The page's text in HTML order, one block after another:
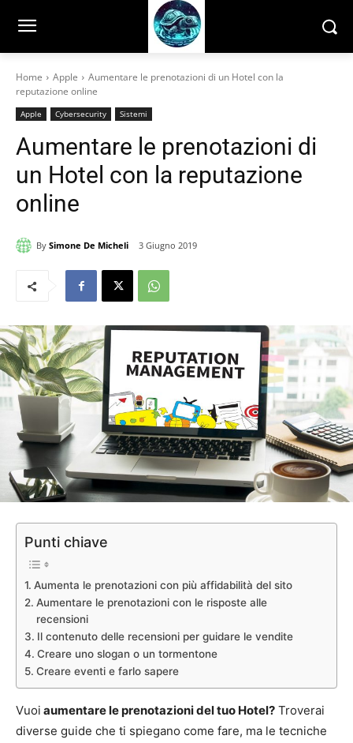
Home Apple
Aumentare le prenotazioni di un Hotel con la
reputazione online
Apple Cybersecurity Sistemi
Aumentare le prenotazioni di
un Hotel con la reputazione
online
By Simone De Micheli 3 Giugno 2019
Punti chiave
Aumenta le prenotazioni con più affidabilità del sito
Aumentare le prenotazioni con le risposte alle
recensioni
Il contenuto delle recensioni per guidare le vendite
Creare uno slogan o un tormentone
Creare eventi e farlo sapere
Vuoi aumentare le prenotazioni del tuo Hotel? Troverai
diverse guide che ti spiegano come fare, ma le tecniche